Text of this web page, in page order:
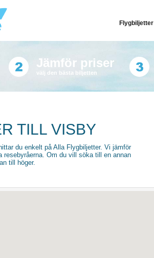
Flygbiljetter
Jämför priser
välj den bästa biljetten
TILL VISBY
du enkelt på Alla Flygbiljetter. Vi jämför
resebyråerna. Om du vill söka till en annan
till höger.